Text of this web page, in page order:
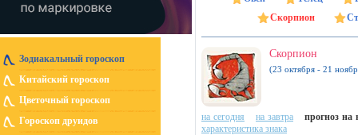
Зодиакальный гороскоп
Китайский гороскоп
Цветочный гороскоп
Гороскоп друидов
Скорпион
Скорпион
(23 октября - 21
на сегодня на завтра
прогноз на
характеристика знака